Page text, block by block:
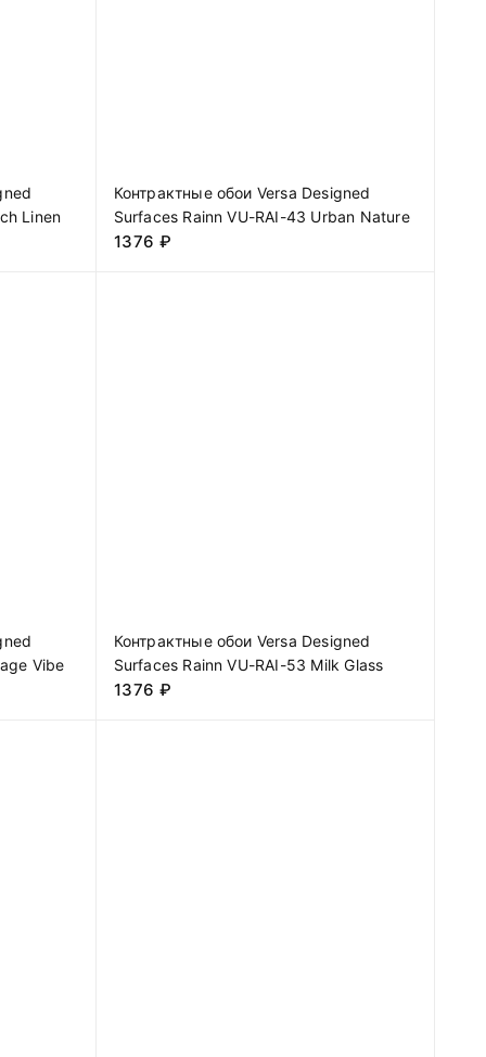
Linen
Контрактные обои Versa Designed
Surfaces Rainn VU-RAI-43 Urban Nature
1376 ₽
Vibe
Контрактные обои Versa Designed
Surfaces Rainn VU-RAI-53 Milk Glass
1376 ₽